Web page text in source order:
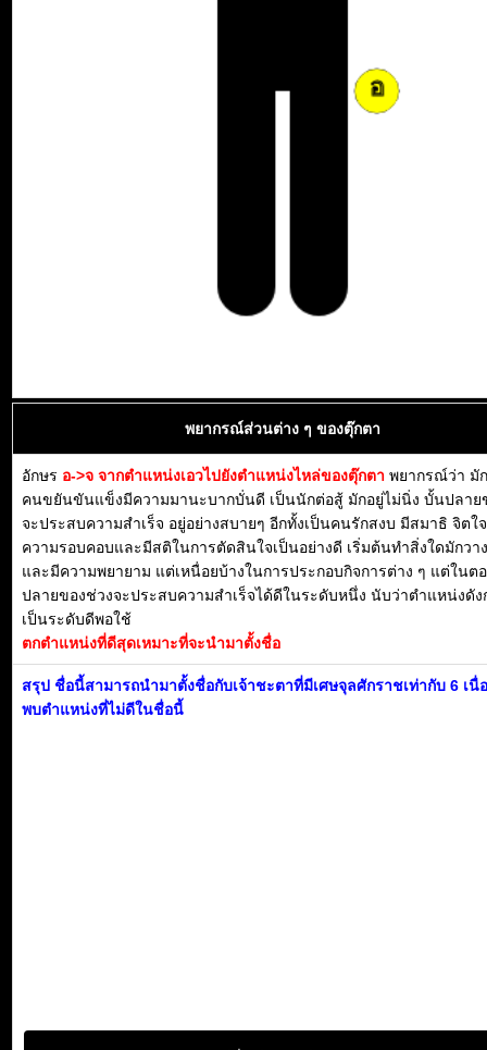
พยากรณ์ส่วนต่าง ๆ ของตุ๊กตา
อักษร อ->จ จากตำแหน่งเอวไปยังตำแหน่งไหล่ของตุ๊กตา พยากรณ์ว่า มั
คนขยันขันแข็งมีความมานะบากบั่นดี เป็นนักต่อสู้ มักอยู่ไม่นิ่ง บั้นปลาย
จะประสบความสำเร็จ อยู่อย่างสบายๆ อีกทั้งเป็นคนรักสงบ มีสมาธิ จิตใ
ความรอบคอบและมีสติในการตัดสินใจเป็นอย่างดี เริ่มต้นทำสิ่งใดมักวา
และมีความพยายาม แต่เหนื่อยบ้างในการประกอบกิจการต่าง ๆ แต่ในต
ปลายของช่วงจะประสบความสำเร็จได้ดีในระดับหนึ่ง นับว่าตำแหน่งดัง
เป็นระดับดีพอใช้
ตกตำแหน่งที่ดีสุดเหมาะที่จะนำมาตั้งชื่อ
สรุป ชื่อนี้สามารถนำมาตั้งชื่อกับเจ้าชะตาที่มีเศษจุลศักราชเท่ากับ 6 เนื่
พบตำแหน่งที่ไม่ดีในชื่อนี้